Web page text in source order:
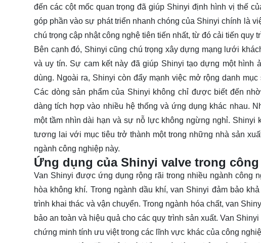
đến các cột mốc quan trọng đã giúp Shinyi định hình vị thế
góp phần vào sự phát triển nhanh chóng của Shinyi chính là
chú trọng cập nhật công nghệ tiên tiến nhất, từ đó cải tiến quy
Bên cạnh đó, Shinyi cũng chú trọng xây dựng mạng lưới
và uy tín. Sự cam kết này đã giúp Shinyi tạo dựng một
dùng. Ngoài ra, Shinyi còn đẩy mạnh việc mở rộng danh
Các dòng sản phẩm của Shinyi không chỉ được biết đến
dàng tích hợp vào nhiều hệ thống và ứng dụng khác nhau.
một tầm nhìn dài hạn và sự nỗ lực không ngừng nghỉ.
tương lai với mục tiêu trở thành một trong những nhà sản
ngành công nghiệp này.
Ứng dụng của Shinyi valve trong
Van Shinyi được ứng dụng rộng rãi trong nhiều ngành công
hòa không khí. Trong ngành dầu khí, van Shinyi đảm bảo
trình khai thác và vận chuyển. Trong ngành hóa chất, van
bảo an toàn và hiệu quả cho các quy trình sản xuất. Van
chứng minh tính ưu việt trong các lĩnh vực khác của công